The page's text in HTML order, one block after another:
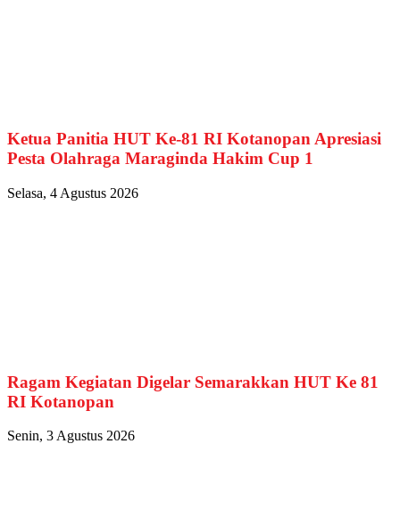
Ketua Panitia HUT Ke-81 RI Kotanopan Apresiasi
Pesta Olahraga Maraginda Hakim Cup 1
Selasa, 4 Agustus 2026
Ragam Kegiatan Digelar Semarakkan HUT Ke 81
RI Kotanopan
Senin, 3 Agustus 2026